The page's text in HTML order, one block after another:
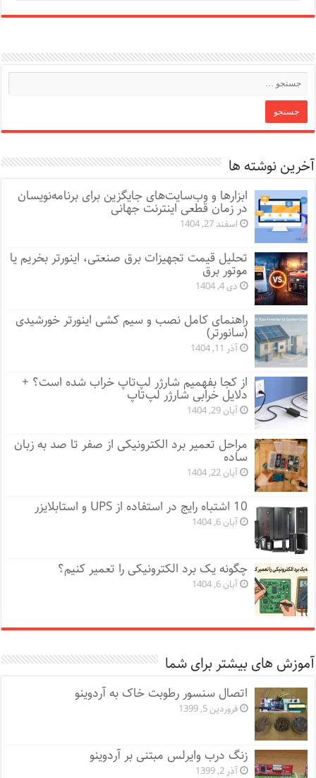
آخرین نوشته ها
ابزارها و وب‌سایت‌های جایگزین برای برنامه‌نویسان
در زمان قطعی اینترنت جهانی
اسفند 27, 1404
تحلیل قیمت تجهیزات برق صنعتی، اینورتر بخریم یا
موتور برق
دی 4, 1404
راهنمای کامل نصب و سیم کشی اینورتر خورشیدی
(سانورتر)
آذر 11, 1404
از کجا بفهمیم شارژر لپ‌تاپ خراب شده است؟ +
دلایل خرابی شارژر لپ‌تاپ
آبان 29, 1404
مراحل تعمیر برد الکترونیکی از صفر تا صد به زبان
ساده
آبان 22, 1404
10 اشتباه رایج در استفاده از UPS و استابلایزر
آبان 6, 1404
چگونه یک برد الکترونیکی را تعمیر کنیم؟
آبان 6, 1404
آموزش های بیشتر برای شما
اتصال سنسور رطوبت خاک به آردوینو
فروردین 5, 1399
زنگ درب وایرلس مبتنی بر آردوینو
آذر 2, 1399